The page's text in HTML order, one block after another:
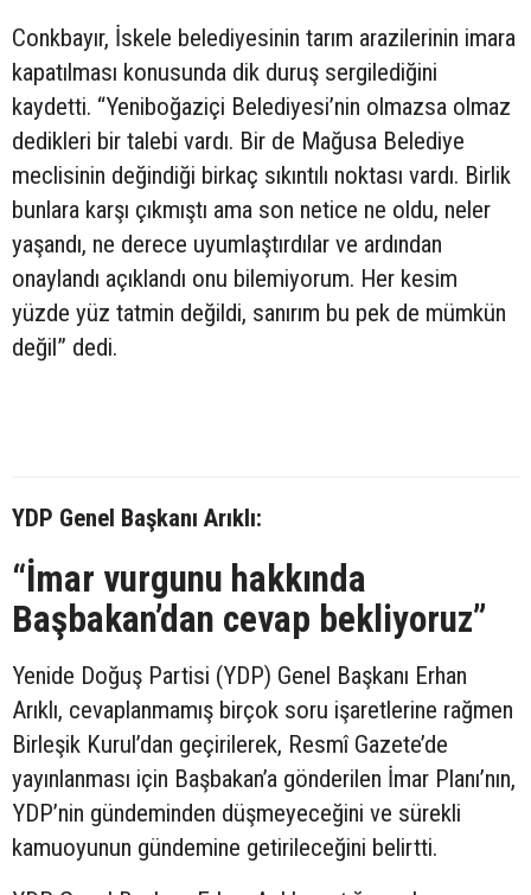
Conkbayır, İskele belediyesinin tarım arazilerinin imara
kapatılması konusunda dik duruş sergilediğini
kaydetti. “Yeniboğaziçi Belediyesi’nin olmazsa olmaz
dedikleri bir talebi vardı. Bir de Mağusa Belediye
meclisinin değindiği birkaç sıkıntılı noktası vardı. Birlik
bunlara karşı çıkmıştı ama son netice ne oldu, neler
yaşandı, ne derece uyumlaştırdılar ve ardından
onaylandı açıklandı onu bilemiyorum. Her kesim
yüzde yüz tatmin değildi, sanırım bu pek de mümkün
değil” dedi.
YDP Genel Başkanı Arıklı:
“İmar vurgunu hakkında
Başbakan’dan cevap bekliyoruz”
Yenide Doğuş Partisi (YDP) Genel Başkanı Erhan
Arıklı, cevaplanmamış birçok soru işaretlerine rağmen
Birleşik Kurul’dan geçirilerek, Resmî Gazete’de
yayınlanması için Başbakan’a gönderilen İmar Planı’nın,
YDP’nin gündeminden düşmeyeceğini ve sürekli
kamuoyunun gündemine getirileceğini belirtti.